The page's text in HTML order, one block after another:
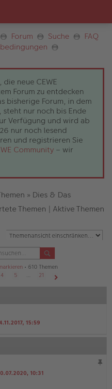
Forum Suche
FAQ
neue CEWE
Forum zu entdecken
bisherige Forum, in dem
nur noch bis Ende
Verfügung und wird ab
nur noch lesend
und registrieren Sie
Community – wir
» Dies & Das
Themen | Aktive Themen
• 610 Themen
4 5 …
21
15:59
10:31